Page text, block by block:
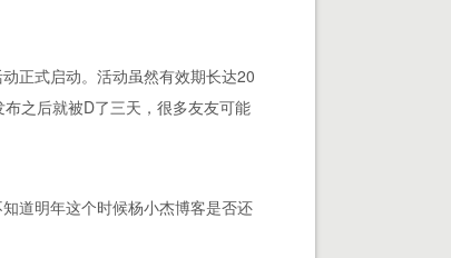
正式启动。活动虽然有效期长达20
之后就被D了三天，很多友友可能
道明年这个时候杨小杰博客是否还